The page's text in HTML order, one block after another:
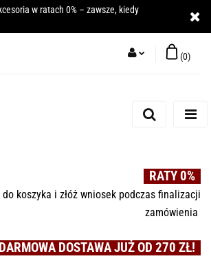
w ratach 0% – zawsze, kiedy
Zarejestruj się
(0)
RATY 0%
koszyka i złóż wniosek podczas finalizacji
zamówienia
DARMOWA DOSTAWA JUŻ OD 270 ZŁ!